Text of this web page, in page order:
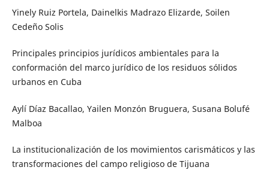
Yinely Ruiz Portela, Dainelkis Madrazo Elizarde, Soilen
Cedeño Solis
Principales principios jurídicos ambientales para la
conformación del marco jurídico de los residuos sólidos
urbanos en Cuba
Aylí Díaz Bacallao, Yailen Monzón Bruguera, Susana Bolufé
Malboa
La institucionalización de los movimientos carismáticos y las
transformaciones del campo religioso de Tijuana